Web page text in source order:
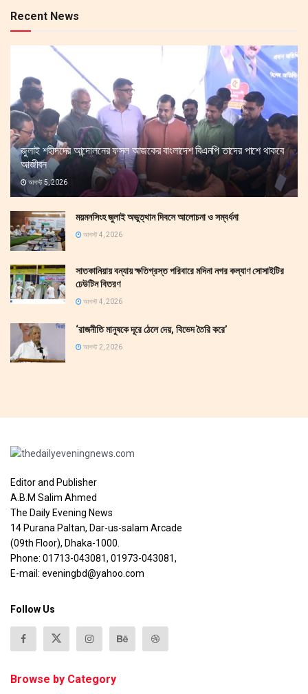
Recent News
জুলাই শহীদদের আন্দোলনের ফসল আজকের বাংলাদেশ বিএনপি তাদের পাশে থাকবে
আজীবন
আগস্ট 5, 2026
ময়মনসিংহ জুলাই অভুত্থান দিবসে আলোচনা ও সম্বর্ধনা
আগস্ট 4, 2026
সাতকানিয়ায় বন্যায় ক্ষতিগ্রস্ত পরিবারে মদিনা নগর কল্যাণ সোসাইটির
ঢেউটিন বিতরণ
আগস্ট 4, 2026
‘রাজনীতি মানুষকে দূরে ঠেলে দেয়, বিভেদ তৈরি করে’
আগস্ট 2, 2026
Editor and Publisher
A.B.M Salim Ahmed
The Daily Evening News
14 Purana Paltan, Dar-us-salam Arcade
(09th Floor), Dhaka-1000.
Phone: 01713-043081, 01973-043081,
E-mail: eveningbd@yahoo.com
Follow Us
Browse by Category